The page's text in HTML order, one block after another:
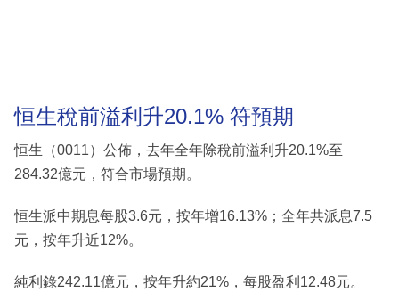
恒生稅前溢利升20.1% 符預期
恒生（0011）公佈，去年全年除稅前溢利升20.1%至
284.32億元，符合市場預期。
恒生派中期息每股3.6元，按年增16.13%；全年共派息7.5
元，按年升近12%。
純利錄242.11億元，按年升約21%，每股盈利12.48元。